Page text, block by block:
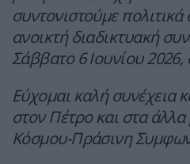
συντονιστούμε
ανοικτή διαδικτυακή
Σάββατο 6 Ιουνίου 2026,
Εύχομαι καλή συνέχεια
στον Πέτρο και στα
Κόσμου-Πράσινη